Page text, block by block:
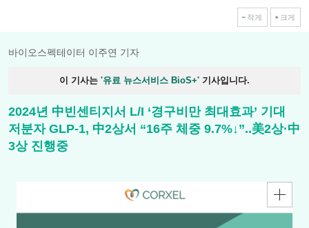
작게 크게
바이오스펙테이터 이주연 기자
이 기사는 '유료 뉴스서비스 BioS+' 기사입니다.
2024년 中빈센티지서 L/I ‘경구비만 최대효과’ 기대
저분자 GLP-1, 中2상서 “16주 체중 9.7%↓”..美2상·中
3상 진행중